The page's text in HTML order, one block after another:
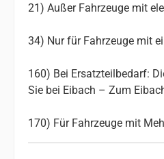
21) Außer Fahrzeuge mit
34) Nur für Fahrzeuge mit
160) Bei Ersatzteilbedarf:
Sie bei Eibach – Zum
170) Für Fahrzeuge mit